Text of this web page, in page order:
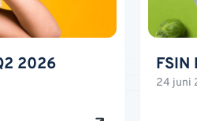
2026
24 juni